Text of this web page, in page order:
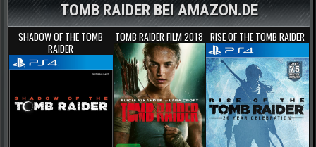
TOMB RAIDER BEI AMAZON.DE
SHADOW OF THE TOMB
RAIDER
TOMB RAIDER FILM 2018 RISE OF THE TOMB RAIDER